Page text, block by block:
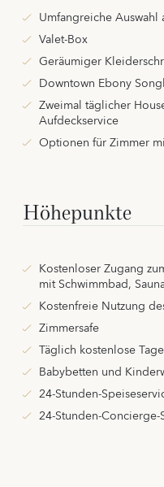
Umfangreiche Auswahl
Valet-Box
Geräumiger
Downtown Ebony
Zweimal täglicher
Aufdeckservice
Optionen für Zimmer
Höhepunkte
Kostenloser Zugang
mit Schwimmbad,
Kostenfreie Nutzung
Zimmersafe
Täglich kostenlose
Babybetten und
24-Stunden-
24-Stunden-Concierge-